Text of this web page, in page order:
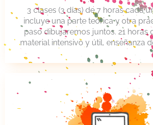
3 clases (3 días) de 7 horas cada
incluye una parte teórica y otra
paso dibujaremos juntos. 21 horas
material intensivo y útil, enseñanza